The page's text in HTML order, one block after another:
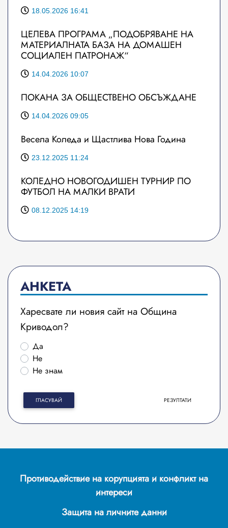
18.05.2026 16:41
ЦЕЛЕВА ПРОГРАМА „ПОДОБРЯВАНЕ НА
МАТЕРИАЛНАТА БАЗА НА ДОМАШЕН
СОЦИАЛЕН ПАТРОНАЖ“
14.04.2026 10:07
ПОКАНА ЗА ОБЩЕСТВЕНО ОБСЪЖДАНЕ
14.04.2026 09:05
Весела Коледа и Щастлива Нова Година
23.12.2025 11:24
КОЛЕДНО НОВОГОДИШЕН ТУРНИР ПО
ФУТБОЛ НА МАЛКИ ВРАТИ
08.12.2025 14:19
АНКЕТА
Харесвате ли новия сайт на Община
Криводол?
Да
Не
Не знам
ГЛАСУВАЙ РЕЗУЛТАТИ
Противодействие на корупцията и конфликт на
интереси
Защита на личните данни